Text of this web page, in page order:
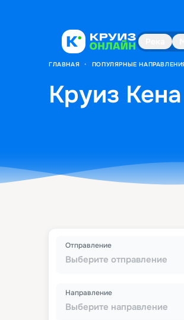
ГЛАВНАЯ • ПОПУЛЯРНЫЕ
Круиз Кена
Выберите отправление
Отправление
Выберите направление
Направление